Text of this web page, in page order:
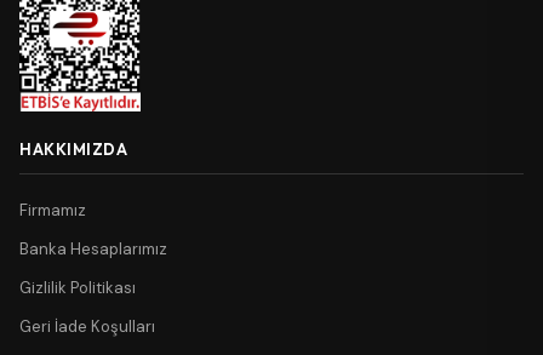
HAKKIMIZDA
Firmamız
Banka Hesaplarımız
Gizlilik Politikası
Geri İade Koşulları